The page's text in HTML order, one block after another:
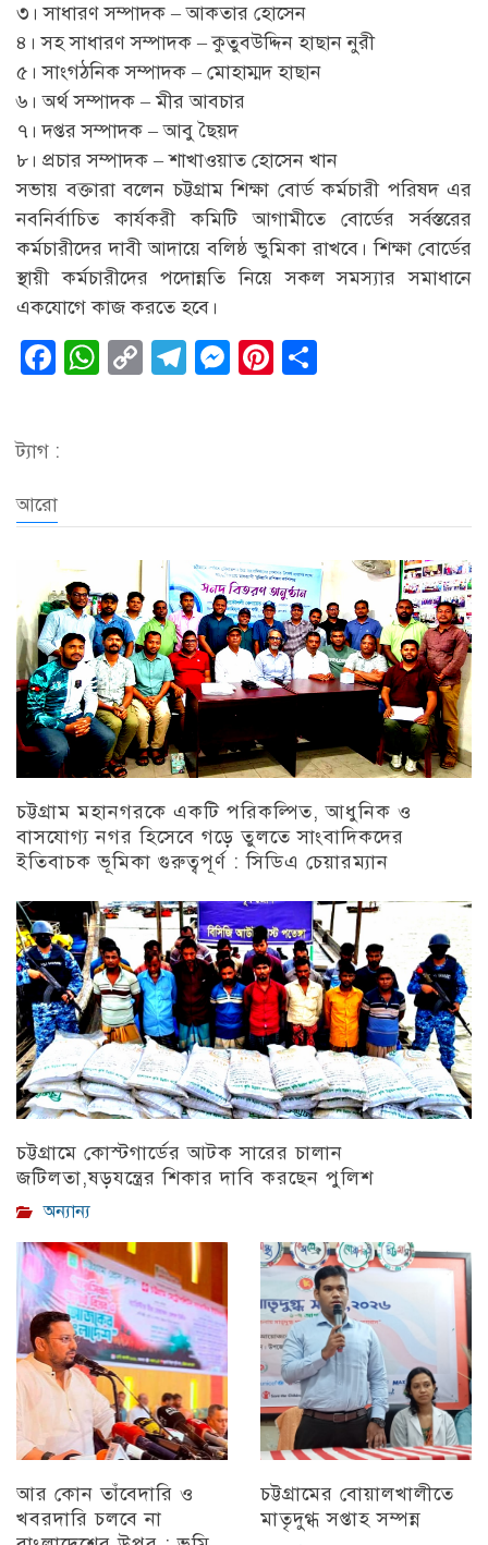
৩। সাধারণ সম্পাদক – আকতার হোসেন
৪। সহ সাধারণ সম্পাদক – কুতুবউদ্দিন হাছান নুরী
৫। সাংগঠনিক সম্পাদক – মোহাম্মদ হাছান
৬। অর্থ সম্পাদক – মীর আবচার
৭। দপ্তর সম্পাদক – আবু ছৈয়দ
৮। প্রচার সম্পাদক – শাখাওয়াত হোসেন খান
সভায় বক্তারা বলেন চট্টগ্রাম শিক্ষা বোর্ড কর্মচারী পরিষদ এর
নবনির্বাচিত কার্যকরী কমিটি আগামীতে বোর্ডের সর্বস্তরের
কর্মচারীদের দাবী আদায়ে বলিষ্ঠ ভুমিকা রাখবে। শিক্ষা বোর্ডের
স্থায়ী কর্মচারীদের পদোন্নতি নিয়ে সকল সমস্যার সমাধানে
একযোগে কাজ করতে হবে।
Facebook
WhatsApp
CopyTelegram
Messenger
Pinterest
ট্যাগ :
আরো
চট্টগ্রাম মহানগরকে একটি পরিকল্পিত, আধুনিক ও
বাসযোগ্য নগর হিসেবে গড়ে তুলতে সাংবাদিকদের
ইতিবাচক ভূমিকা গুরুত্বপূর্ণ : সিডিএ চেয়ারম্যান
চট্টগ্রাম
চট্টগ্রামে কোস্টগার্ডের আটক সারের চালান
জটিলতা,ষড়যন্ত্রের শিকার দাবি করছেন পুলিশ
অন্যান্য
আর কোন তাঁবেদারি ও
খবরদারি চলবে না
চট্টগ্রামের বোয়ালখালীতে
মাতৃদুগ্ধ সপ্তাহ সম্পন্ন